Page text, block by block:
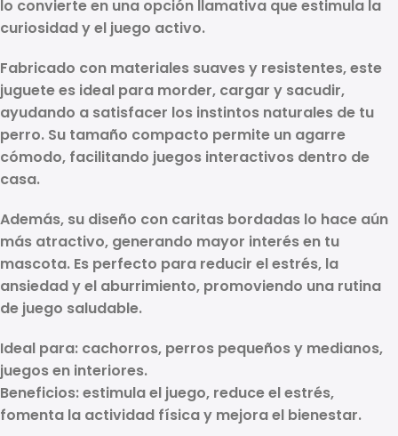
lo convierte en una opción llamativa que estimula la
curiosidad y el juego activo.
Fabricado con materiales suaves y resistentes, este
juguete es ideal para morder, cargar y sacudir,
ayudando a satisfacer los instintos naturales de tu
perro. Su tamaño compacto permite un agarre
cómodo, facilitando juegos interactivos dentro de
casa.
Además, su diseño con caritas bordadas lo hace aún
más atractivo, generando mayor interés en tu
mascota. Es perfecto para reducir el estrés, la
ansiedad y el aburrimiento, promoviendo una rutina
de juego saludable.
Ideal para: cachorros, perros pequeños y medianos,
juegos en interiores.
Beneficios:estimula el juego, reduce el estrés,
fomenta la actividad física y mejora el bienestar.